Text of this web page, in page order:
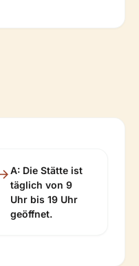
A: Die Stätte ist
täglich von 9
Uhr bis 19 Uhr
geöffnet.